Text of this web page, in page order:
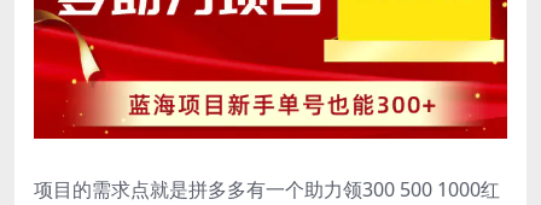
项目的需求点就是拼多多有一个助力领300 500 1000红